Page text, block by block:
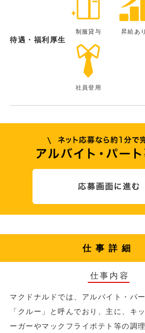
待遇・福利厚生
制服貸与 昇給あり
社員登用
仕事詳細
仕事内容
マクドナルドでは、アルバイト・パ
「クルー」と呼んでおり、主に、キ
ーガーやマックフライポテト等の調